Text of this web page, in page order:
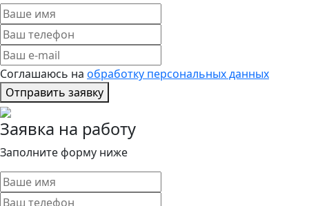
Соглашаюсь на обработку персональных данных
Отправить заявку
Заявка на работу
Заполните форму ниже